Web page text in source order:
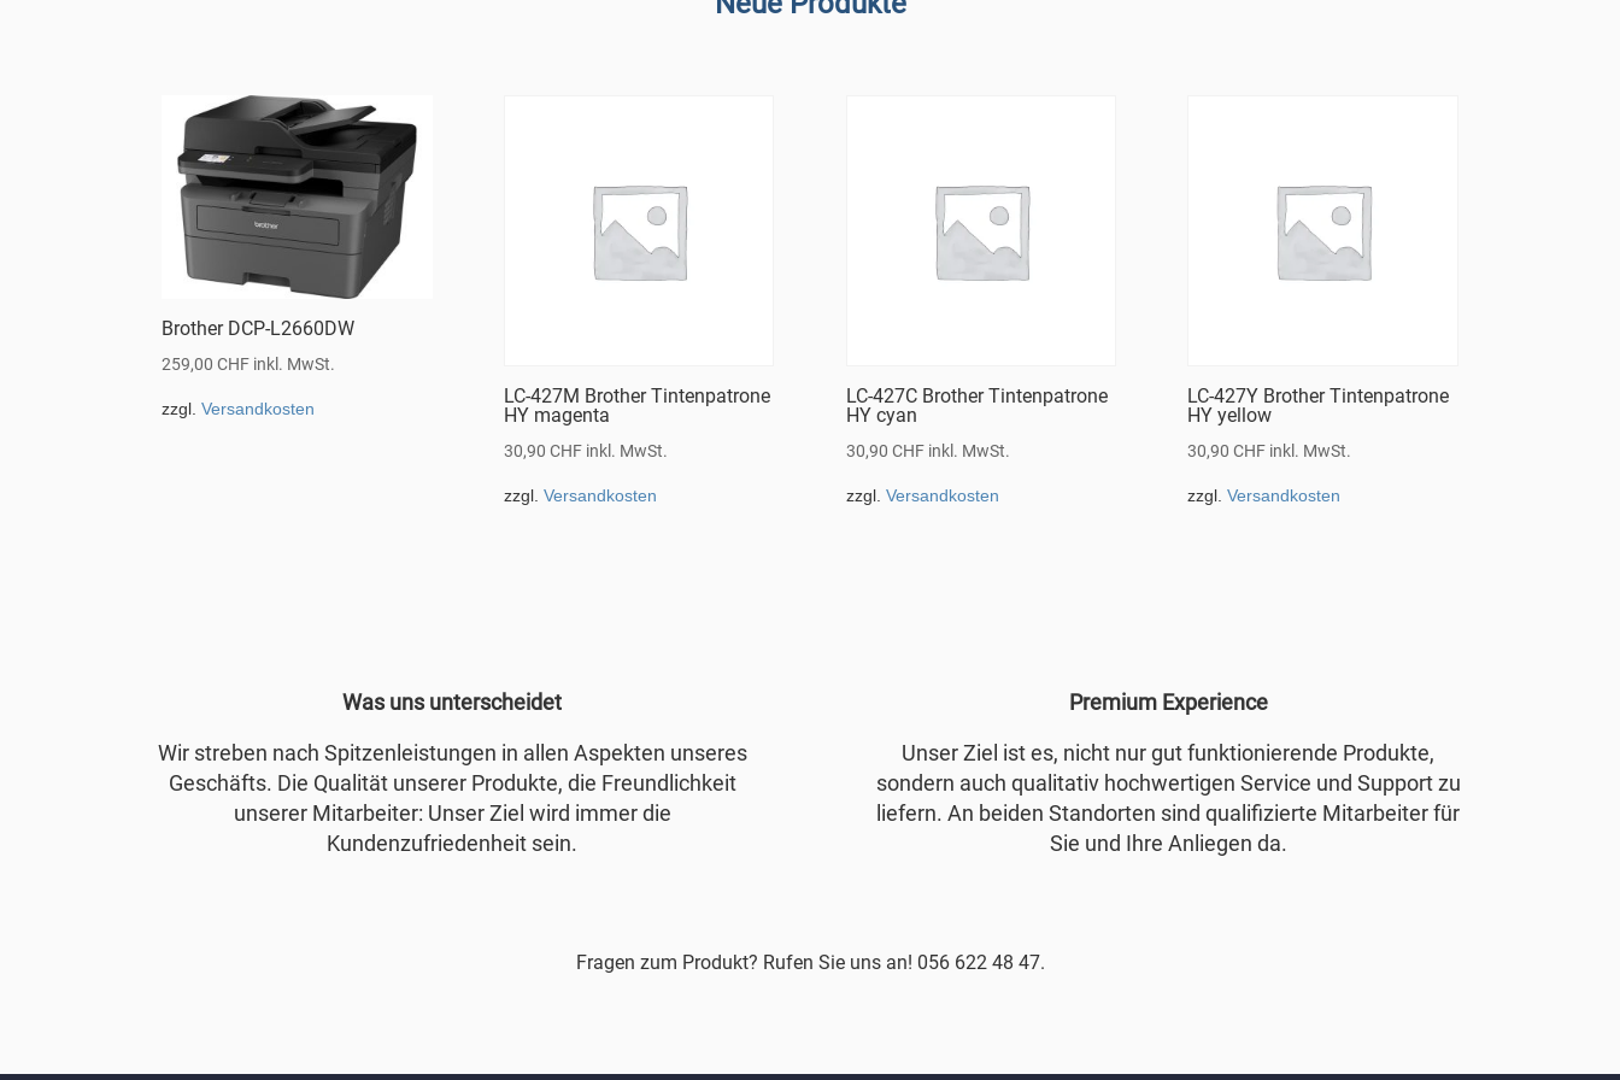
Brother DCP-L2660DW
259,00CHF inkl. MwSt.
zzgl.Versandkosten
LC-427M Brother Tintenpatrone
HY magenta
30,90 CHF inkl. MwSt.
zzgl. Versandkosten
LC-427C Brother Tintenpatrone
HY cyan
30,90 CHF inkl. MwSt.
zzgl. Versandkosten
LC-427Y Brother Tintenpatrone
HY yellow
30,90CHF inkl. MwSt.
zzgl.Versandkosten
Was uns unterscheidet
Wir streben nach Spitzenleistungen in allen Aspekten unseres
Geschäfts. Die Qualität unserer Produkte, die Freundlichkeit
unserer Mitarbeiter: Unser Ziel wird immer die
Kundenzufriedenheit sein.
Premium Experience
Unser Ziel ist es, nicht nur gut funktionierende Produkte,
sondern auch qualitativ hochwertigen Service und Support zu
liefern. An beiden Standorten sind qualifizierte Mitarbeiter für
Sie und Ihre Anliegen da.
Fragen zum Produkt? Rufen Sie uns an! 056 622 48 47.